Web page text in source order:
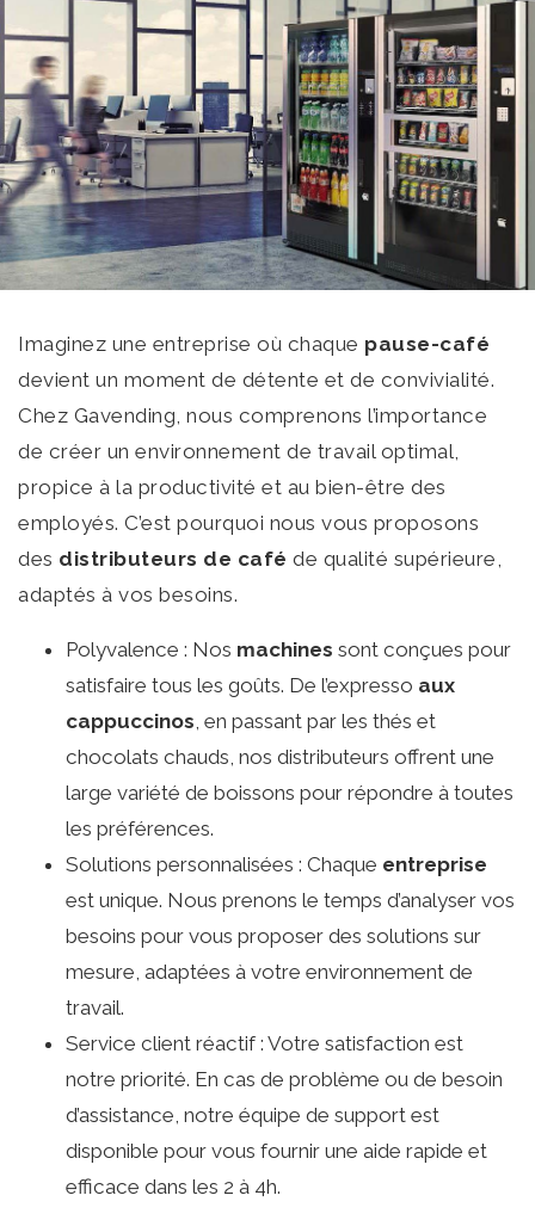
Imaginez une entreprise où chaque pause-café
devient un moment de détente et de convivialité.
Chez Gavending, nous comprenons l’importance
de créer un environnement de travail optimal,
propice à la productivité et au bien-être des
employés. C’est pourquoi nous vous proposons
des distributeurs de café de qualité supérieure,
adaptés à vos besoins.
Polyvalence : Nos machines sont conçues pour
satisfaire tous les goûts. De l’expresso aux
cappuccinos, en passant par les thés et
chocolats chauds, nos distributeurs offrent une
large variété de boissons pour répondre à toutes
les préférences.
Solutions personnalisées : Chaque entreprise
est unique. Nous prenons le temps d’analyser vos
besoins pour vous proposer des solutions sur
mesure, adaptées à votre environnement de
travail.
Service client réactif : Votre satisfaction est
notre priorité. En cas de problème ou de besoin
d’assistance, notre équipe de support est
disponible pour vous fournir une aide rapide et
efficace dans les 2 à 4h.